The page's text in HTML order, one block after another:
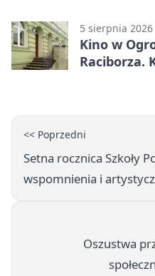
5 sierpnia 2026
Kino w
Raciborza.
<< Poprzedni
Setna rocznica Szkoły
wspomnienia i
Oszustwa